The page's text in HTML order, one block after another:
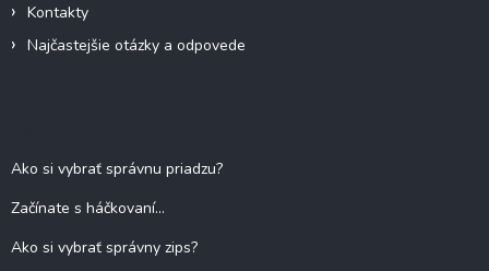
Kontakty
Najčastejšie otázky a odpovede
Ako si vybrať správnu priadzu?
Začínate s háčkovaní...
Ako si vybrať správny zips?